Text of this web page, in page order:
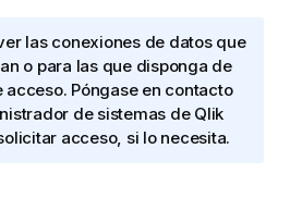
las conexiones de datos que
o para las que disponga de
acceso. Póngase en contacto
de sistemas de Qlik
acceso, si lo necesita.